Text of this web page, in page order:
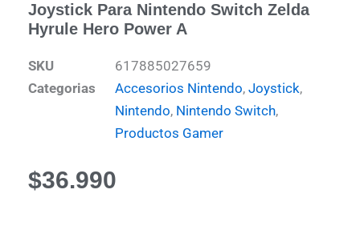
Joystick Para Nintendo Switch Zelda
Hyrule Hero Power A
SKU
617885027659
Categorias
Accesorios Nintendo, Joystick,
Nintendo, Nintendo Switch,
Productos Gamer
$36.990